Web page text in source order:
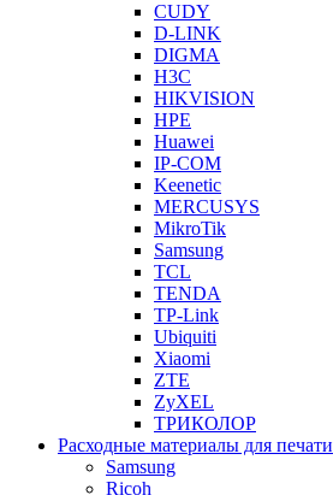
CUDY
D-LINK
DIGMA
H3C
HIKVISION
HPE
Huawei
IP-COM
Keenetic
MERCUSYS
MikroTik
Samsung
TCL
TENDA
TP-Link
Ubiquiti
Xiaomi
ZTE
ZyXEL
ТРИКОЛОР
Расходные материалы для печати
Samsung
Ricoh